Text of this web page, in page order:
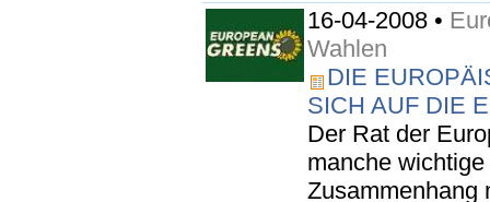
16-04-2008 •
Wahlen
DIE
SICH AUF DIE
Der Rat der
manche
Zusammenhang